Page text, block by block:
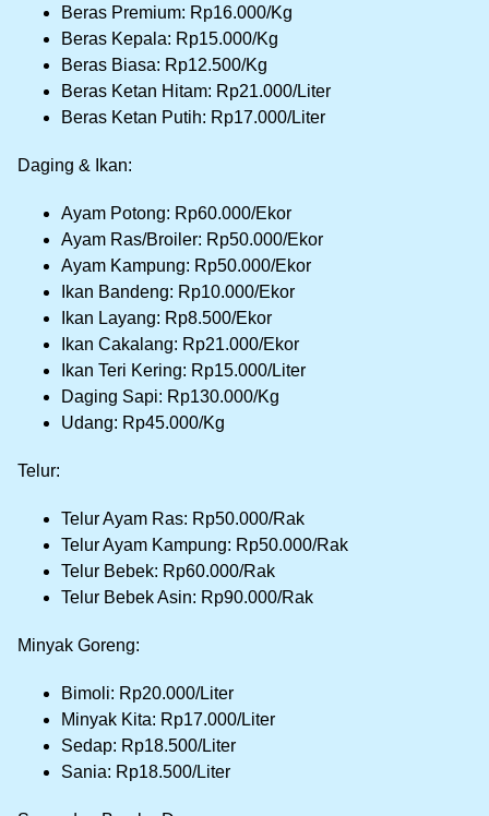
Beras Premium: Rp16.000/Kg
Beras Kepala: Rp15.000/Kg
Beras Biasa: Rp12.500/Kg
Beras Ketan Hitam: Rp21.000/Liter
Beras Ketan Putih: Rp17.000/Liter
Daging & Ikan:
Ayam Potong: Rp60.000/Ekor
Ayam Ras/Broiler: Rp50.000/Ekor
Ayam Kampung: Rp50.000/Ekor
Ikan Bandeng: Rp10.000/Ekor
Ikan Layang: Rp8.500/Ekor
Ikan Cakalang: Rp21.000/Ekor
Ikan Teri Kering: Rp15.000/Liter
Daging Sapi: Rp130.000/Kg
Udang: Rp45.000/Kg
Telur:
Telur Ayam Ras: Rp50.000/Rak
Telur Ayam Kampung: Rp50.000/Rak
Telur Bebek: Rp60.000/Rak
Telur Bebek Asin: Rp90.000/Rak
Minyak Goreng:
Bimoli: Rp20.000/Liter
Minyak Kita: Rp17.000/Liter
Sedap: Rp18.500/Liter
Sania: Rp18.500/Liter